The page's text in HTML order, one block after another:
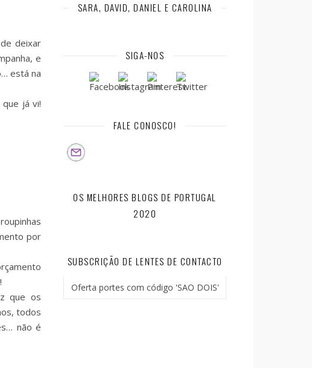
deixar
e
está na
já vi!
por
que os
todos
não é
SARA, DAVID, DANIEL E CAROLINA
SIGA-NOS
FALE CONOSCO!
OS MELHORES BLOGS DE PORTUGAL
2020
SUBSCRIÇÃO DE LENTES DE CONTACTO
Oferta portes com código 'SAO DOIS'